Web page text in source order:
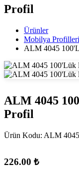
Profil
Ürünler
Mobilya Profilleri
ALM 4045
ALM 4045
Profil
Ürün Kodu: ALM 4045
226.00 ₺